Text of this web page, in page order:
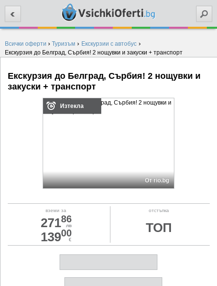
Всички оферти › Туризъм › Екскурзии с автобус ›
Екскурзия до Белград, Сърбия! 2 нощувки и закуски + транспорт
Екскурзия до Белград, Сърбия! 2 нощувки и
закуски + транспорт
Изтекла
От rio.bg
вземи за
27186
лв
13900
€
отстъпка
ТОП